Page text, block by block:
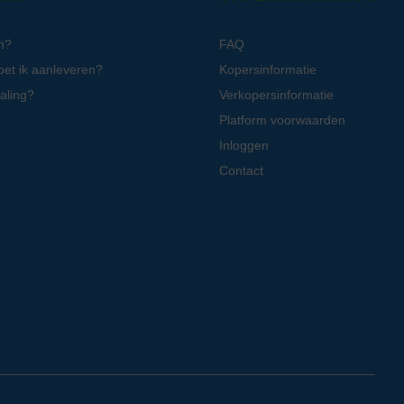
ik aanleveren?
FAQ
Kopersinformatie
Verkopersinformatie
Platform voorwaarden
Inloggen
Contact